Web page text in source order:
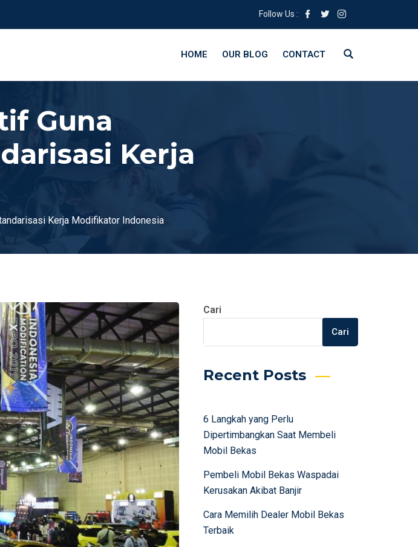
Follow Us :
HOME OUR BLOG CONTACT
Guna
Kerja
Kerja Modifikator Indonesia
Cari
Cari
Recent Posts
6 Langkah yang Perlu
Dipertimbangkan Saat Membeli
Mobil Bekas
Pembeli Mobil Bekas Waspadai
Kerusakan Akibat Banjir
Cara Memilih Dealer Mobil Bekas
Terbaik